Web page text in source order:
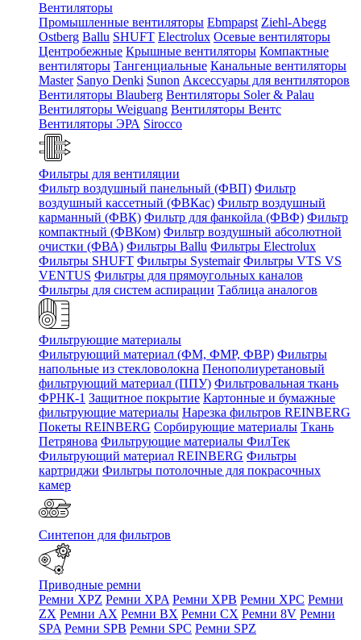
Вентиляторы
Промышленные вентиляторы Ebmpapst Ziehl-Abegg
Ostberg Ballu SHUFT Electrolux Осевые вентиляторы
Центробежные Крышные вентиляторы Компактные
вентиляторы Тангенциальные Канальные вентиляторы
Master Sanyo Denki Sunon Аксессуары для вентиляторов
Вентиляторы Blauberg Вентиляторы Soler & Palau
Вентиляторы Weiguang Вентиляторы Вентс
Вентиляторы ЭРА Sirocco
Фильтры для вентиляции
Фильтр воздушный панельный (ФВП) Фильтр
воздушный кассетный (ФВКас) Фильтр воздушный
карманный (ФВК) Фильтр для фанкойла (ФВФ) Фильтр
компактный (ФВКом) Фильтр воздушный абсолютной
очистки (ФВА) Фильтры Ballu Фильтры Electrolux
Фильтры SHUFT Фильтры Systemair Фильтры VTS VS
VENTUS Фильтры для прямоугольных каналов
Фильтры для систем аспирации Таблица аналогов
Фильтрующие материалы
Фильтрующий материал (ФМ, ФМР, ФВР) Фильтры
напольные из стекловолокна Пенополиуретановый
фильтрующий материал (ППУ) Фильтровальная ткань
ФРНК-1 Защитное покрытие Картонные и бумажные
фильтрующие материалы Нарезка фильтров REINBERG
Покеты REINBERG Сорбирующие материалы Ткань
Петрянова Фильтрующие материалы ФилТек
Фильтрующий материал REINBERG Фильтры
картриджи Фильтры потолочные для покрасочных
камер
Синтепон для фильтров
Приводные ремни
Ремни XPZ Ремни XPA Ремни XPB Ремни XPC Ремни
ZX Ремни AX Ремни BX Ремни CX Ремни 8V Ремни
SPA Ремни SPB Ремни SPC Ремни SPZ